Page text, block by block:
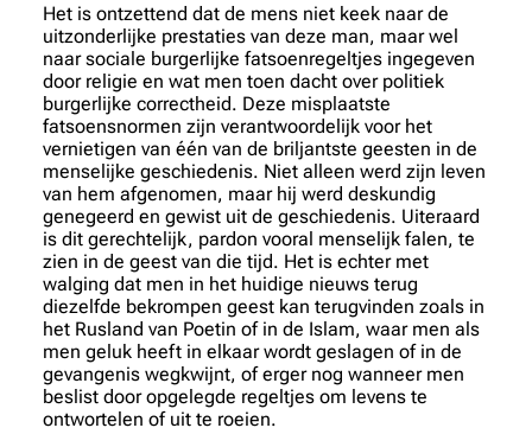
Het is ontzettend dat de mens niet keek naar de
uitzonderlijke prestaties van deze man, maar wel
naar sociale burgerlijke fatsoenregeltjes ingegeven
door religie en wat men toen dacht over politiek
burgerlijke correctheid. Deze misplaatste
fatsoensnormen zijn verantwoordelijk voor het
vernietigen van één van de briljantste geesten in de
menselijke geschiedenis. Niet alleen werd zijn leven
van hem afgenomen, maar hij werd deskundig
genegeerd en gewist uit de geschiedenis. Uiteraard
is dit gerechtelijk, pardon vooral menselijk falen, te
zien in de geest van die tijd. Het is echter met
walging dat men in het huidige nieuws terug
diezelfde bekrompen geest kan terugvinden zoals in
het Rusland van Poetin of in de Islam, waar men als
men geluk heeft in elkaar wordt geslagen of in de
gevangenis wegkwijnt, of erger nog wanneer men
beslist door opgelegde regeltjes om levens te
ontwortelen of uit te roeien.